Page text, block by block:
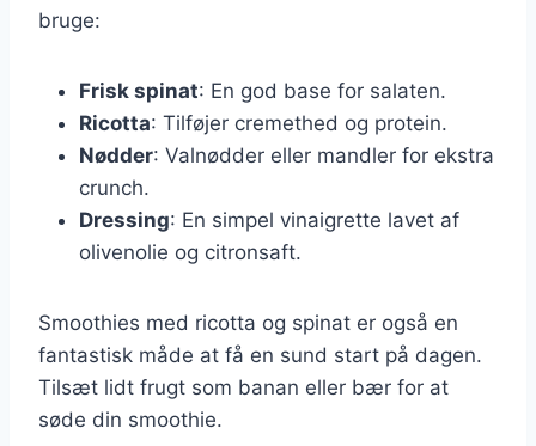
bruge:
Frisk spinat: En god base for salaten.
Ricotta: Tilføjer cremethed og protein.
Nødder: Valnødder eller mandler for ekstra
crunch.
Dressing: En simpel vinaigrette lavet af
olivenolie og citronsaft.
Smoothies med ricotta og spinat er også en
fantastisk måde at få en sund start på dagen.
Tilsæt lidt frugt som banan eller bær for at
søde din smoothie.